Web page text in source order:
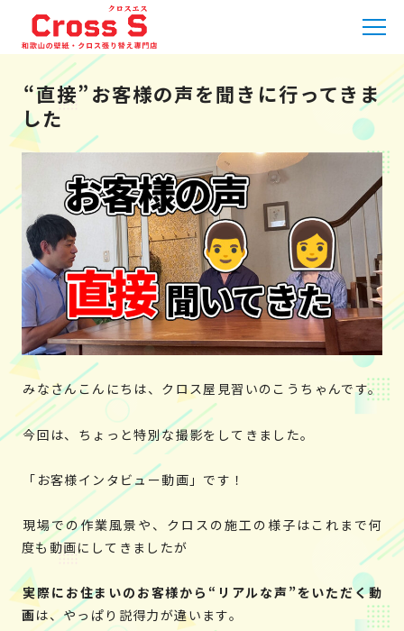
職人日記»“直接”お客様の声を聞きに行ってきまし
た
“直接”お客様の声を聞きに行ってきま
した
みなさんこんにちは、クロス屋見習いのこうちゃんです。
今回は、ちょっと特別な撮影をしてきました。
「お客様インタビュー動画」です！
現場での作業風景や、クロスの施工の様子はこれまで何
度も動画にしてきましたが
実際にお住まいのお客様から“リアルな声”をいただく動
画は、やっぱり説得力が違います。